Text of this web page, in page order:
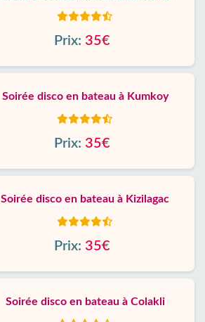
Prix: 35€
Soirée disco en bateau à Kumkoy
Prix: 35€
Soirée disco en bateau à Kizilagac
Prix: 35€
Soirée disco en bateau à Colakli